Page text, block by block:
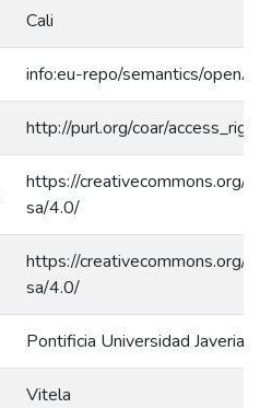
Cali
info:eu-repo/semantics/
http://purl.org/coar/
https://creativecommons.org/
sa/4.0/
https://creativecommons.org/
sa/4.0/
Pontificia Universidad
Vitela